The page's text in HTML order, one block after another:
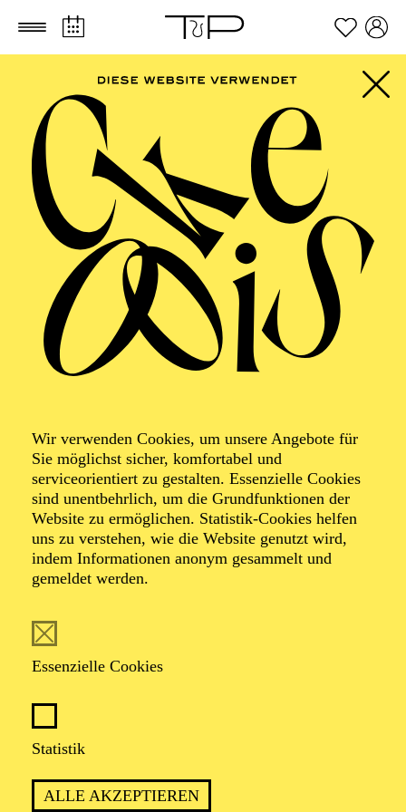
Zum Hauptinhalt springen Zum Footer springen
Wir verwenden Cookies, um unsere Angebote für
Sie möglichst sicher, komfortabel und
serviceorientiert zu gestalten. Essenzielle Cookies
sind unentbehrlich, um die Grundfunktionen der
Website zu ermöglichen. Statistik-Cookies helfen
uns zu verstehen, wie die Website genutzt wird,
indem Informationen anonym gesammelt und
gemeldet werden.
Essenzielle Cookies
Statistik
ALLE AKZEPTIEREN
Foto: Johan Sandberg
Sena Shirae
Tänzerin (Gruppe)
Tanzausbildung an der Fumie Ballet School und setzte
Danse de Cannes Mougins „Rosella Hightower“ fort.
angeschlossenen Jeune Ballet an und tanzte hier u. a. in
„Giselle“, „Die Kunst der Fuge“, „Dornröschen“,